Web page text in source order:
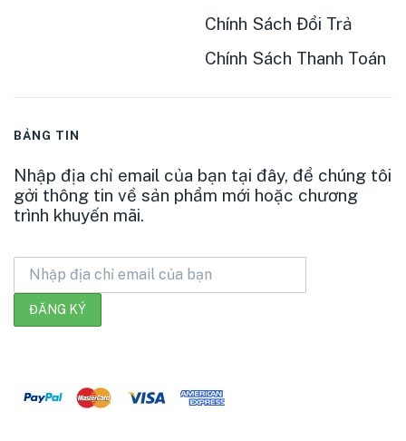
Chính Sách Đổi Trả
Chính Sách Thanh Toán
BẢNG TIN
Nhập địa chỉ email của bạn tại đây, để chúng tôi
gởi thông tin về sản phẩm mới hoặc chương
trình khuyến mãi.